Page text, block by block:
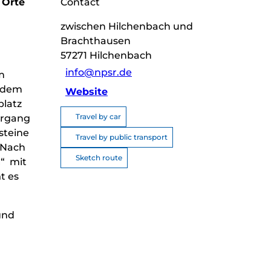
mit
es
zwischen Hilchenbach und
Brachthausen
57271 Hilchenbach
info@npsr.de
Website
Travel by car
Travel by public transport
Sketch route